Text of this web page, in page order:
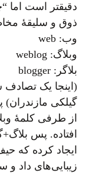
دقيقتر است اما
ذوق و سليقهٔ
وب: web
وبلاگ: weblog
بلاگر: blogger
(اينجا یک تصادف
گیلکی
از طرفی کلمهٔ
افتاده. پس
ايجاد کرده که
زیبایی‌های داد